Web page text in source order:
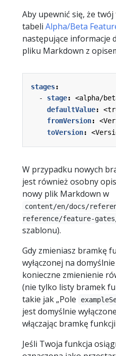
Aby upewnić się, że
tabeli Alpha/Beta
następujące informacje
pliku Markdown z
stages:
- stage: <alpha/
defaultValue:
fromVersion:
toVersion:
W przypadku nowych
jest również osobny
nowy plik Markdown w
content/en/docs/
reference/feature-
szablonu).
Gdy zmieniasz bramkę
wyłączonej na
konieczne zmienienie
(nie tylko listy bramek
takie jak „Pole
jest domyślnie
włączając bramkę funkcji
Jeśli Twoja funkcja